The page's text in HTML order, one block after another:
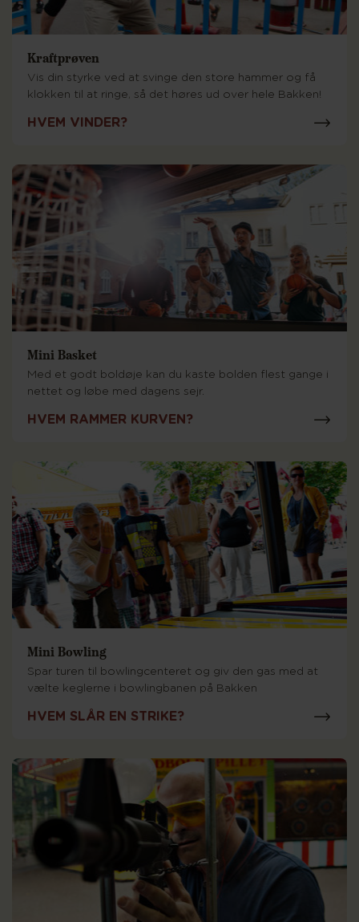
Kraftprøven
Vis din styrke ved at svinge den store hammer og få
klokken til at ringe, så det høres ud over hele Bakken!
HVEM VINDER?
Mini Basket
Med et godt boldøje kan du kaste bolden flest gange i
nettet og løbe med dagens sejr.
HVEM RAMMER KURVEN?
Mini Bowling
Spar turen til bowlingcenteret og giv den gas med at
vælte keglerne i bowlingbanen på Bakken
HVEM SLÅR EN STRIKE?